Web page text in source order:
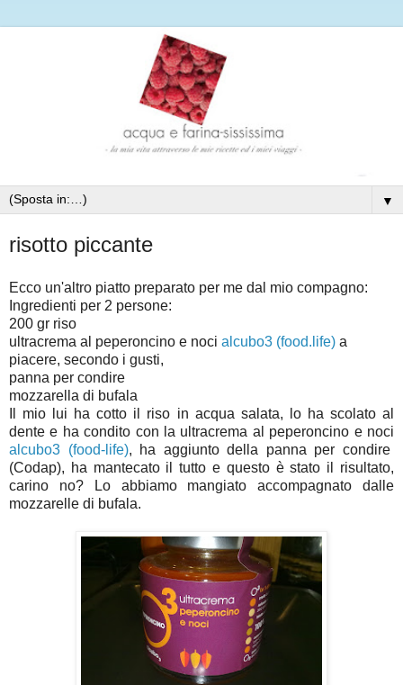
▼
risotto piccante
Ecco un'altro piatto preparato per me dal mio compagno:
Ingredienti per 2 persone:
200 gr riso
ultracrema al peperoncino e noci alcubo3 (food.life) a
piacere, secondo i gusti,
panna per condire
mozzarella di bufala
Il mio lui ha cotto il riso in acqua salata, lo ha scolato al
dente e ha condito con la ultracrema al peperoncino e noci
alcubo3 (food-life), ha aggiunto della panna per condire
(Codap), ha mantecato il tutto e questo è stato il risultato,
carino no? Lo abbiamo mangiato accompagnato dalle
mozzarelle di bufala.